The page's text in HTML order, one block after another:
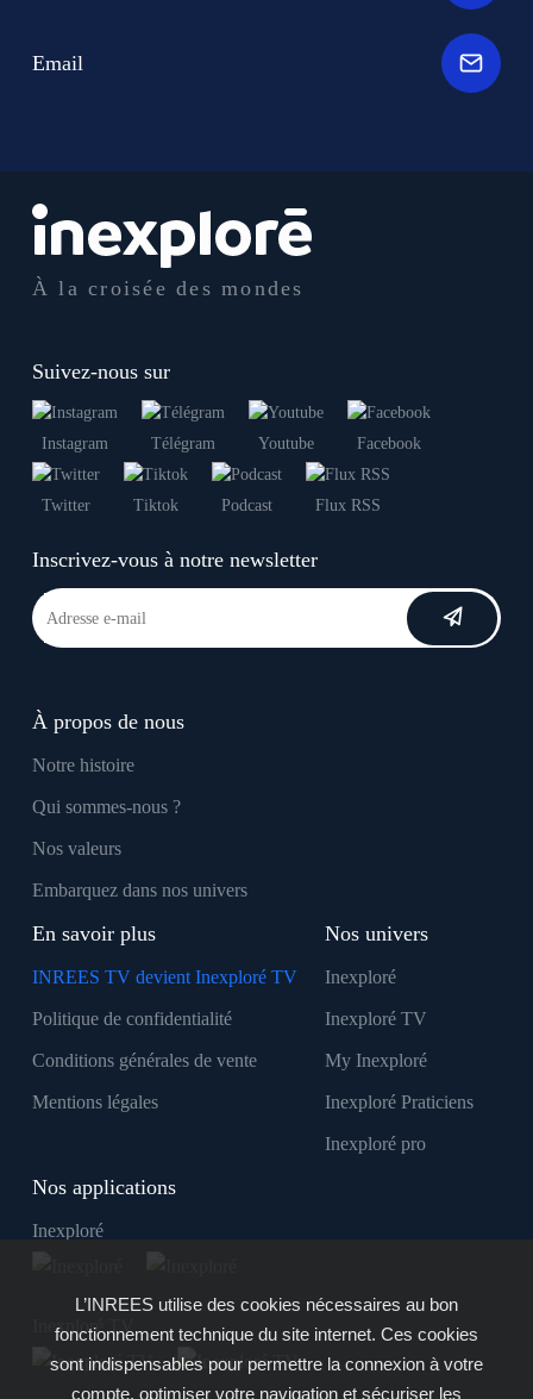
À la croisée des mondes
Suivez-nous sur
Instagram Télégram Youtube Facebook
Twitter Tiktok Podcast Flux RSS
Inscrivez-vous à notre newsletter
À propos de nous
Notre histoire
Qui sommes-nous ?
Nos valeurs
Embarquez dans nos univers
En savoir plus
INREES TV devient Inexploré TV
Politique de confidentialité
Conditions générales de vente
Mentions légales
Nos univers
Inexploré
Inexploré TV
My Inexploré
Inexploré Praticiens
Inexploré pro
Nos applications
Inexploré
Inexploré TV
Email
L’INREES utilise des cookies nécessaires au bon
fonctionnement technique du site internet. Ces cookies
sont indispensables pour permettre la connexion à votre
compte, optimiser votre navigation et sécuriser les